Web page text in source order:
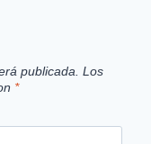
publicada. Los
*